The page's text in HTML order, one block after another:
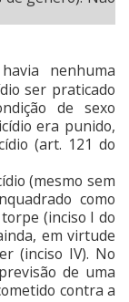
nenhuma
ser praticado
de sexo
era punido,
(art. 121 do
(mesmo sem
como
(inciso I do
em virtude
(inciso IV). No
de uma
contra a